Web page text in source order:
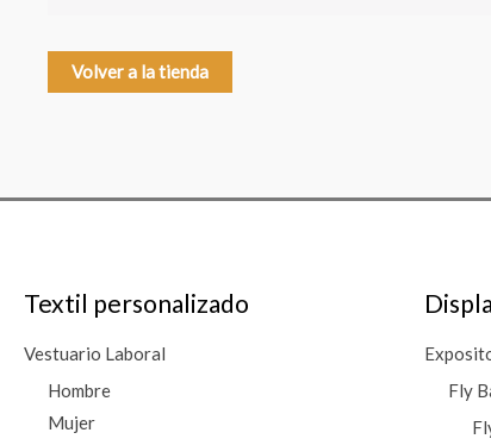
Volver a la tienda
Textil personalizado
Vestuario Laboral
Hombre
Mujer
Fly